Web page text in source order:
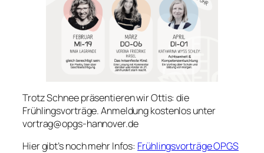
Trotz Schnee präsentieren wir Ottis: die
Frühlingsvorträge. Anmeldung kostenlos unter
vortrag@opgs-hannover.de
Hier gibt’s noch mehr Infos: Frühlingsvorträge OPGS